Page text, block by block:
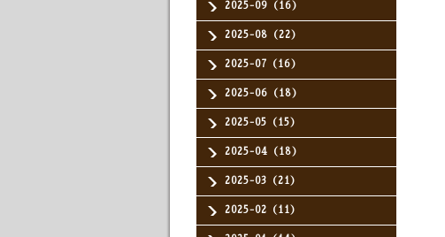
2025-09（16）
2025-08（22）
2025-07（16）
2025-06（18）
2025-05（15）
2025-04（18）
2025-03（21）
2025-02（11）